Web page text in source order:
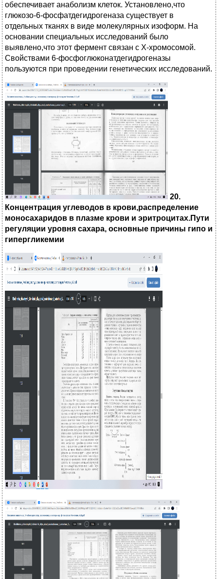
обеспечивает анаболизм клеток. Установлено,что
глюкозо-6-фосфатдегидрогеназа существует в
отдельных тканях в виде молекулярных изоформ. На
основании специальных исследований было
выявлено,что этот фермент связан с Х-хромосомой.
Свойствами 6-фосфоглюконатдегидрогеназы
пользуются при проведении генетических исследований.
20.
Концентрация углеводов в крови,распределение
моносахаридов в плазме крови и эритроцитах.Пути
регуляции уровня сахара, основные причины гипо и
гипергликемии